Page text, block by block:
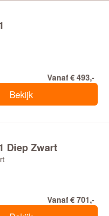
Vanaf € 493,-
Bekijk
Diep Zwart
Vanaf € 701,-